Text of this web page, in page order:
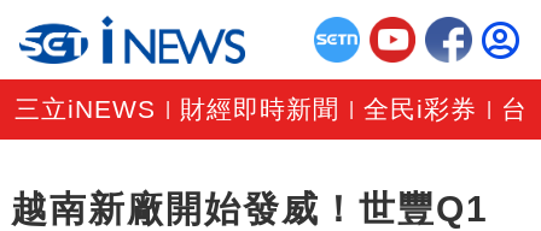
三立iNEWS 財經即時新聞 |全民i彩券 台
越南新廠開始發威！世豐Q1